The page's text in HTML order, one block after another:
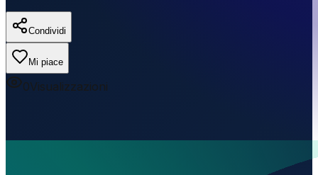
Condividi
Mi piace
0Visualizzazioni